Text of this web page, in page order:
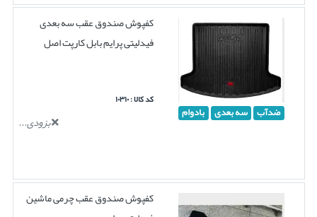
ضدآب سه بعدی بادوام
کفپوش صندوق عقب سه بعدی
فیدلیتی پرایم بابل کارپت اصل
کد کالا : ۱۰۳۱۰
بزودی...
کفپوش صندوق عقب چرمی ماشین